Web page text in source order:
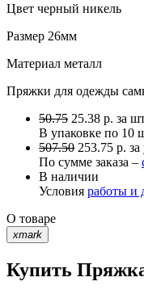
Цвет черный никель
Размер 26мм
Материал металл
Пряжки для одежды
50.75 25.38 р. за
В упаковке по 10
507.50 253.75 р. за
По сумме заказа –
В наличии
Условия работы и
О товаре
xmark
Купить